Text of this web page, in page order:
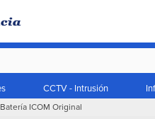
CCTV - Intrusión
Batería ICOM Original